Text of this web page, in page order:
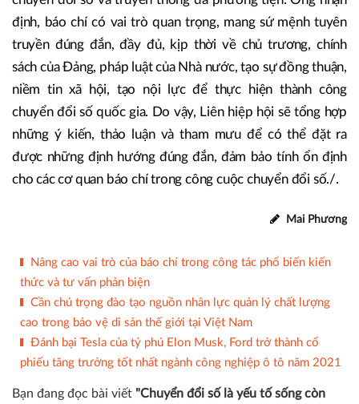
định, báo chí có vai trò quan trọng, mang sứ mệnh tuyên
truyền đúng đắn, đầy đủ, kịp thời về chủ trương, chính
sách của Đảng, pháp luật của Nhà nước, tạo sự đồng thuận,
niềm tin xã hội, tạo nội lực để thực hiện thành công
chuyển đổi số quốc gia. Do vậy, Liên hiệp hội sẽ tổng hợp
những ý kiến, thảo luận và tham mưu để có thể đặt ra
được những định hướng đúng đắn, đảm bảo tính ổn định
cho các cơ quan báo chí trong công cuộc chuyển đổi số./.
Mai Phương
Nâng cao vai trò của báo chí trong công tác phổ biến kiến
thức và tư vấn phản biện
Cần chú trọng đào tạo nguồn nhân lực quản lý chất lượng
cao trong bảo vệ di sản thế giới tại Việt Nam
Đánh bại Tesla của tỷ phú Elon Musk, Ford trở thành cổ
phiếu tăng trưởng tốt nhất ngành công nghiệp ô tô năm 2021
Bạn đang đọc bài viết "Chuyển đổi số là yếu tố sống còn